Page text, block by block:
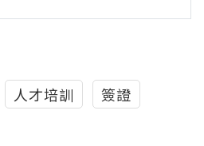
人才培訓
簽證